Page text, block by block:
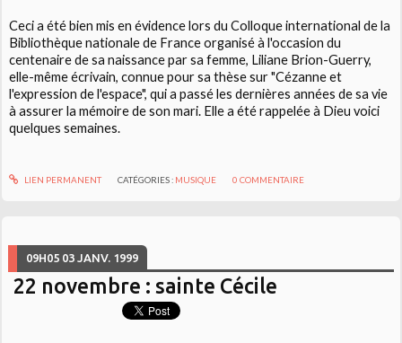
Ceci a été bien mis en évidence lors du Colloque international de la
Bibliothèque nationale de France organisé à l'occasion du
centenaire de sa naissance par sa femme, Liliane Brion-Guerry,
elle-même écrivain, connue pour sa thèse sur "Cézanne et
l'expression de l'espace", qui a passé les dernières années de sa vie
à assurer la mémoire de son mari. Elle a été rappelée à Dieu voici
quelques semaines.
LIEN PERMANENT CATÉGORIES : MUSIQUE 0 COMMENTAIRE
09H05 03 JANV. 1999
22 novembre : sainte Cécile